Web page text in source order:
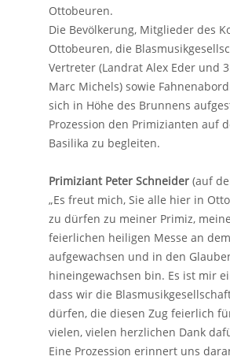
Ottobeuren.
Die Bevölkerung, Mitglieder des
Ottobeuren, die
Vertreter (Landrat Alex Eder und
Marc Michels) sowie
sich in Höhe des Brunnens
Prozession den Primizianten auf
Basilika zu begleiten.
Primiziant Peter Schneider (auf
„Es freut mich, Sie alle hier in
zu dürfen zu meiner Primiz,
feierlichen heiligen Messe an
aufgewachsen und in den
hineingewachsen bin. Es ist mir
dass wir die
dürfen, die diesen Zug feierlich
vielen, vielen herzlichen Dank
Eine Prozession erinnert uns